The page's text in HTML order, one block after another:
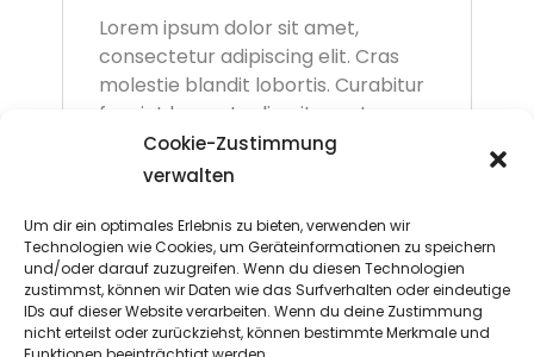
Cookie-Zustimmung
verwalten
Um dir ein optimales Erlebnis zu bieten, verwenden wir
Technologien wie Cookies, um Geräteinformationen zu speichern
und/oder darauf zuzugreifen. Wenn du diesen Technologien
zustimmst, können wir Daten wie das Surfverhalten oder eindeutige
IDs auf dieser Website verarbeiten. Wenn du deine Zustimmung
nicht erteilst oder zurückziehst, können bestimmte Merkmale und
Lorem ipsum dolor sit amet,
consectetur adipiscing elit. Cras
molestie blandit lobortis. Curabitur
feugiat laoreet odio, sit amet
tincidunt sem ...